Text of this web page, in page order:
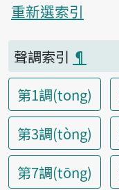
重新選索引
聲調索引 ¶
第1調(tong)
第3調(tòng)
第7調(tōng)